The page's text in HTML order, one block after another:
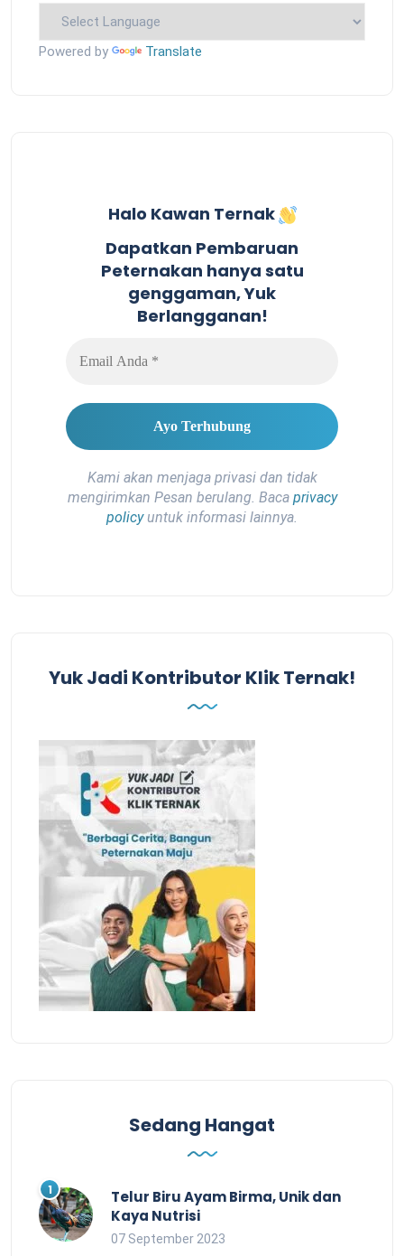
Powered by Translate
Halo Kawan Ternak
Dapatkan Pembaruan
Peternakan hanya satu
genggaman, Yuk
Berlangganan!
Kami akan menjaga privasi dan tidak
mengirimkan Pesan berulang. Baca privacy
policyuntuk informasi lainnya.
Yuk Jadi Kontributor Klik Ternak!
Sedang Hangat
Telur Biru Ayam Birma, Unik dan
Kaya Nutrisi
07 September 2023